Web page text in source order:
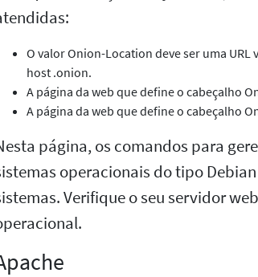
O valor Onion-Location deve ser uma
host .onion.
A página da web que define o cabeçalho
A página da web que define o cabeçalho
página, os comandos para
operacionais do tipo
Verifique o seu servidor